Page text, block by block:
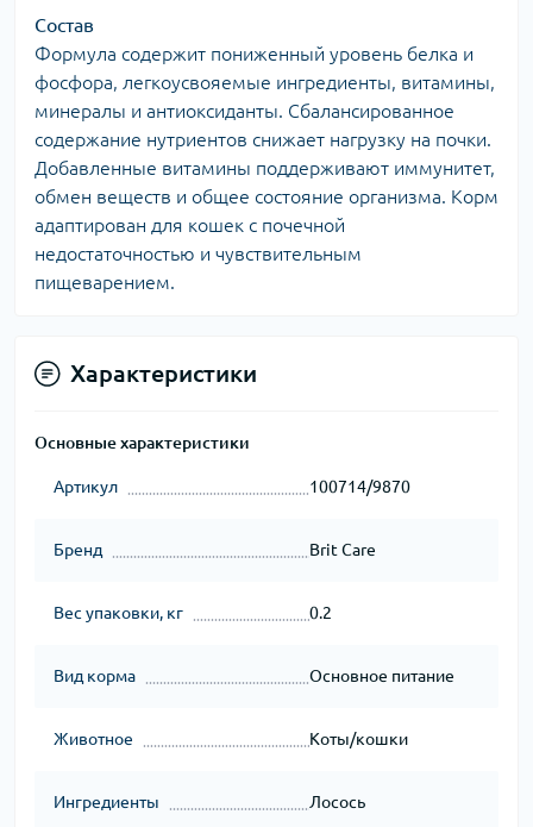
Состав
Формула содержит пониженный уровень белка и
фосфора, легкоусвояемые ингредиенты, витамины,
минералы и антиоксиданты. Сбалансированное
содержание нутриентов снижает нагрузку на почки.
Добавленные витамины поддерживают иммунитет,
обмен веществ и общее состояние организма. Корм
адаптирован для кошек с почечной
недостаточностью и чувствительным
пищеварением.
Характеристики
Основные характеристики
Артикул 100714/9870
Бренд Brit Care
Вес упаковки, кг 0.2
Вид корма Основное питание
Животное Коты/кошки
Ингредиенты Лосось